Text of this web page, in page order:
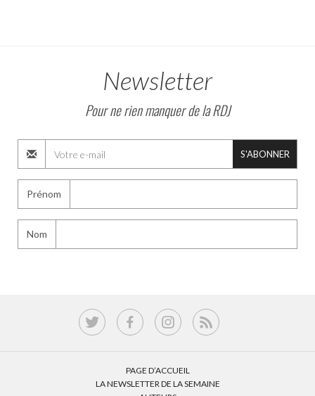
Newsletter
Pour ne rien manquer de la RDJ
S'ABONNER
Prénom
Nom
PAGE D’ACCUEIL
LA NEWSLETTER DE LA SEMAINE